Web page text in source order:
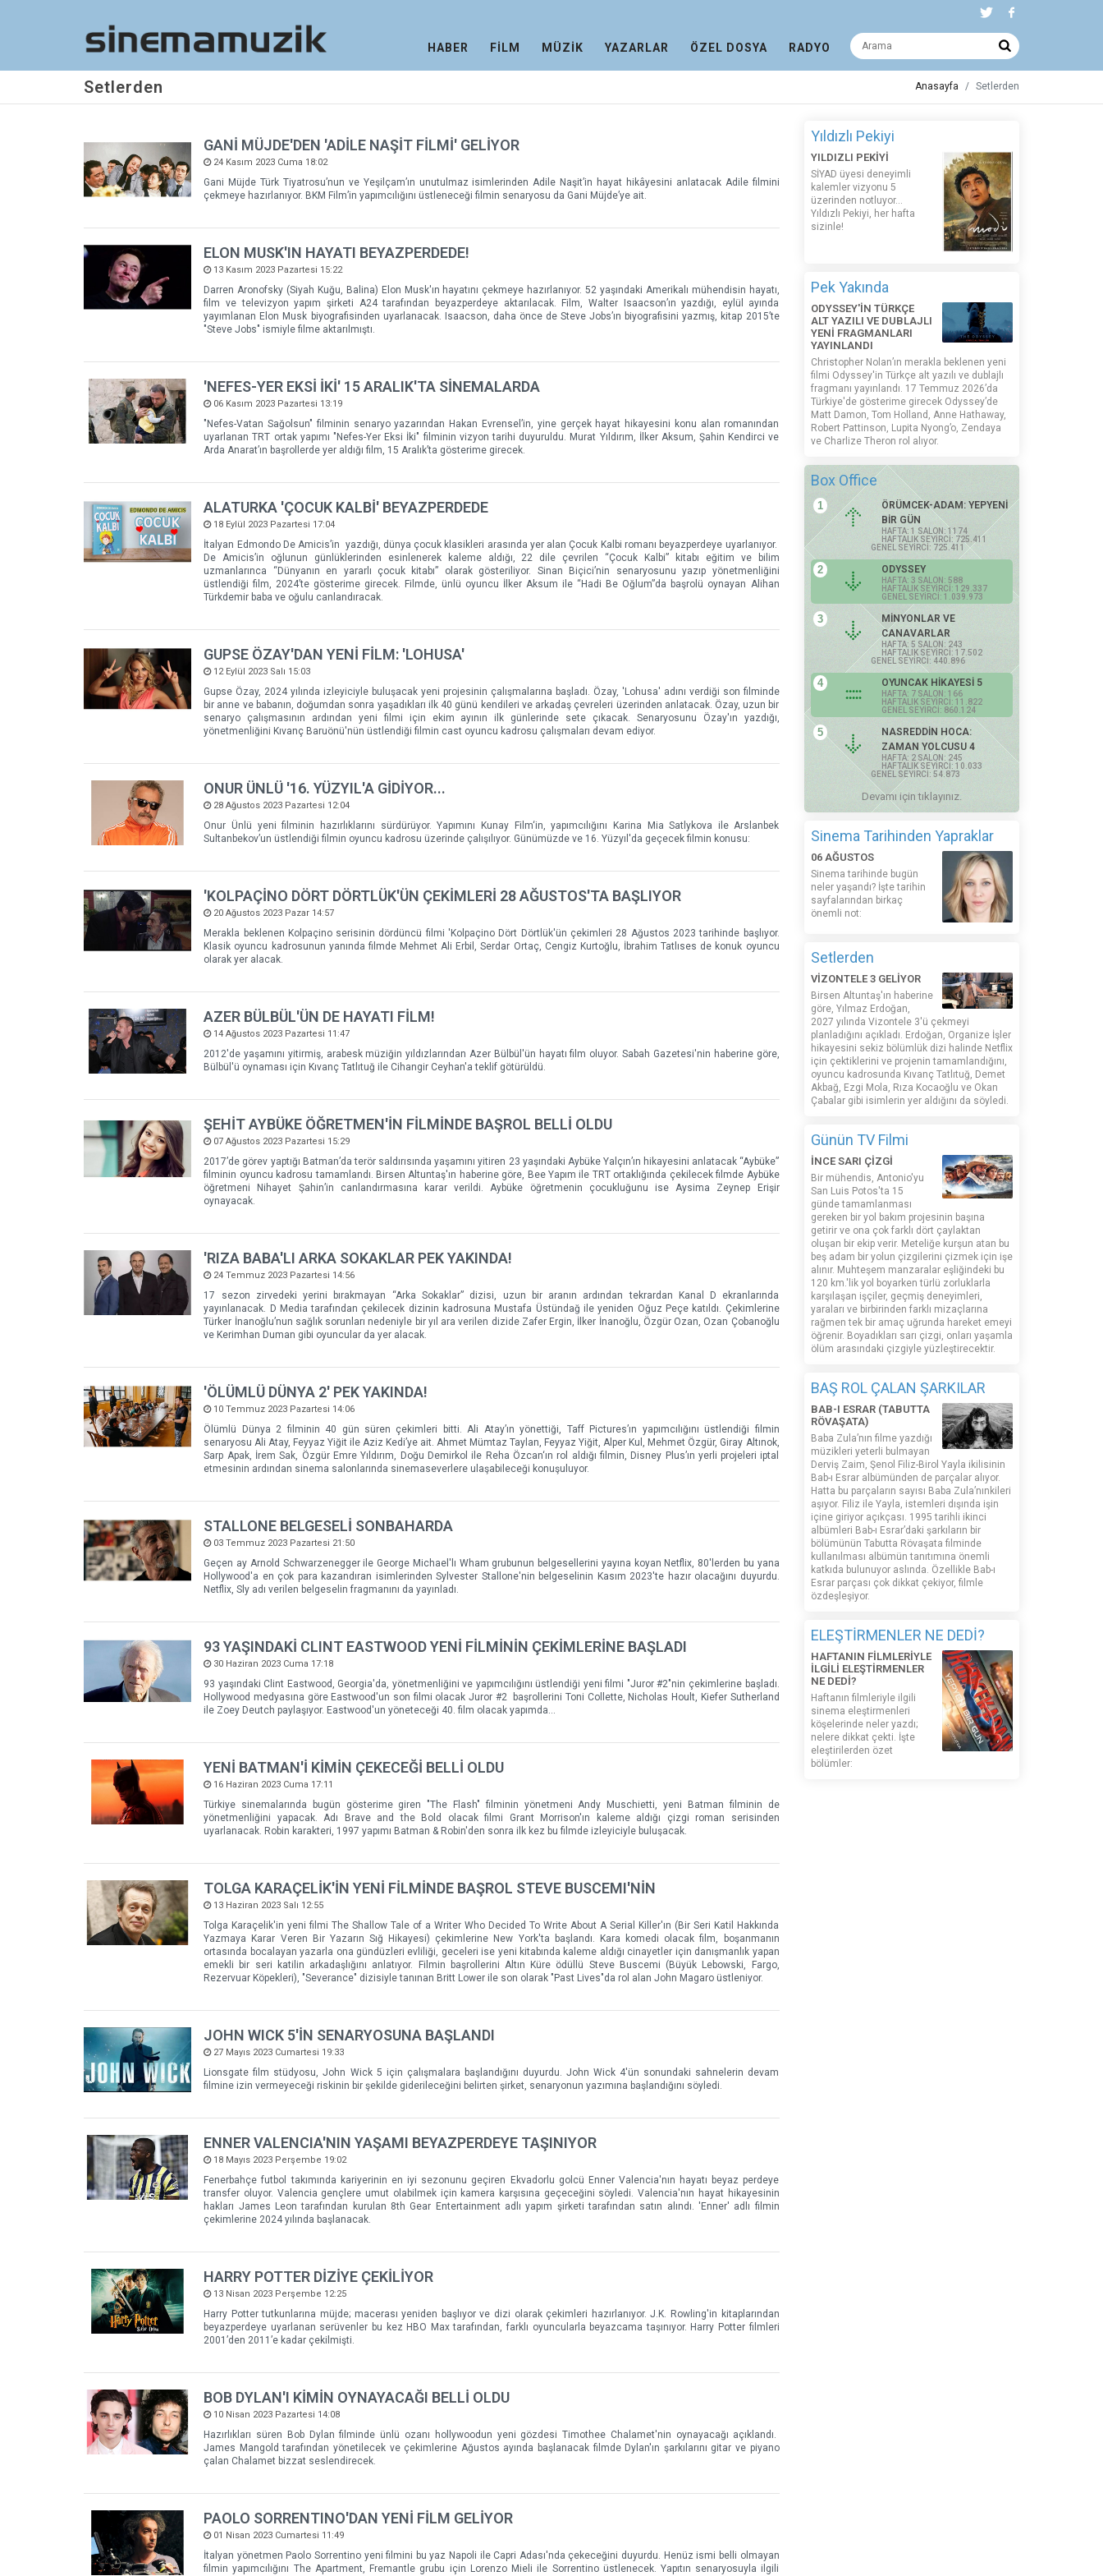
HABER FİLM MÜZİK YAZARLAR ÖZEL DOSYA RADYO
Setlerden Anasayfa Setlerden
GANİ MÜJDE'DEN 'ADİLE NAŞİT FİLMİ' GELİYOR
24 Kasım 2023 Cuma 18:02
Gani Müjde Türk Tiyatrosu’nun ve Yeşilçam’ın unutulmaz isimlerinden Adile Naşit’in hayat hikâyesini anlatacak Adile filmini
çekmeye hazırlanıyor. BKM Film’in yapımcılığını üstleneceği filmin senaryosu da Gani Müjde’ye ait.
ELON MUSK'IN HAYATI BEYAZPERDEDE!
13 Kasım 2023 Pazartesi 15:22
Darren Aronofsky (Siyah Kuğu, Balina) Elon Musk'ın hayatını çekmeye hazırlanıyor. 52 yaşındaki Amerikalı mühendisin hayatı,
film ve televizyon yapım şirketi A24 tarafından beyazperdeye aktarılacak. Film, Walter Isaacson’ın yazdığı, eylül ayında
yayımlanan Elon Musk biyografisinden uyarlanacak. Isaacson, daha önce de Steve Jobs’ın biyografisini yazmış, kitap 2015’te
"Steve Jobs" ismiyle filme aktarılmıştı.
'NEFES-YER EKSİ İKİ' 15 ARALIK'TA SİNEMALARDA
06 Kasım 2023 Pazartesi 13:19
"Nefes-Vatan Sağolsun" filminin senaryo yazarından Hakan Evrensel’in, yine gerçek hayat hikayesini konu alan romanından
uyarlanan TRT ortak yapımı "Nefes-Yer Eksi İki" filminin vizyon tarihi duyuruldu. Murat Yıldırım, İlker Aksum, Şahin Kendirci ve
Arda Anarat’ın başrollerde yer aldığı film, 15 Aralık’ta gösterime girecek.
ALATURKA 'ÇOCUK KALBİ' BEYAZPERDEDE
18 Eylül 2023 Pazartesi 17:04
İtalyan Edmondo De Amicis’in yazdığı, dünya çocuk klasikleri arasında yer alan Çocuk Kalbi romanı beyazperdeye uyarlanıyor.
De Amicis’in oğlunun günlüklerinden esinlenerek kaleme aldığı, 22 dile çevrilen “Çocuk Kalbi” kitabı eğitim ve bilim
uzmanlarınca “Dünyanın en yararlı çocuk kitabı” olarak gösteriliyor. Sinan Biçici’nin senaryosunu yazıp yönetmenliğini
üstlendiği film, 2024’te gösterime girecek. Filmde, ünlü oyuncu İlker Aksum ile “Hadi Be Oğlum”da başrolü oynayan Alihan
Türkdemir baba ve oğulu canlandıracak.
GUPSE ÖZAY'DAN YENİ FİLM: 'LOHUSA'
12 Eylül 2023 Salı 15:03
Gupse Özay, 2024 yılında izleyiciyle buluşacak yeni projesinin çalışmalarına başladı. Özay, 'Lohusa' adını verdiği son filminde
bir anne ve babanın, doğumdan sonra yaşadıkları ilk 40 günü kendileri ve arkadaş çevreleri üzerinden anlatacak. Özay, uzun bir
senaryo çalışmasının ardından yeni filmi için ekim ayının ilk günlerinde sete çıkacak. Senaryosunu Özay'ın yazdığı,
yönetmenliğini Kıvanç Baruönü'nün üstlendiği filmin cast oyuncu kadrosu çalışmaları devam ediyor.
ONUR ÜNLÜ '16. YÜZYIL'A GİDİYOR...
28 Ağustos 2023 Pazartesi 12:04
Onur Ünlü yeni filminin hazırlıklarını sürdürüyor. Yapımını Kunay Film‘in, yapımcılığını Karina Mia Satlykova ile Arslanbek
Sultanbekov’un üstlendiği filmin oyuncu kadrosu üzerinde çalışılıyor. Günümüzde ve 16. Yüzyıl'da geçecek filmin konusu:
'KOLPAÇİNO DÖRT DÖRTLÜK'ÜN ÇEKİMLERİ 28 AĞUSTOS'TA BAŞLIYOR
20 Ağustos 2023 Pazar 14:57
Merakla beklenen Kolpaçino serisinin dördüncü filmi 'Kolpaçino Dört Dörtlük'ün çekimleri 28 Ağustos 2023 tarihinde başlıyor.
Klasik oyuncu kadrosunun yanında filmde Mehmet Ali Erbil, Serdar Ortaç, Cengiz Kurtoğlu, İbrahim Tatlıses de konuk oyuncu
olarak yer alacak.
AZER BÜLBÜL'ÜN DE HAYATI FİLM!
14 Ağustos 2023 Pazartesi 11:47
2012'de yaşamını yitirmiş, arabesk müziğin yıldızlarından Azer Bülbül'ün hayatı film oluyor. Sabah Gazetesi'nin haberine göre,
Bülbül'ü oynaması için Kıvanç Tatlıtuğ ile Cihangir Ceyhan'a teklif götürüldü.
ŞEHİT AYBÜKE ÖĞRETMEN'İN FİLMİNDE BAŞROL BELLİ OLDU
07 Ağustos 2023 Pazartesi 15:29
2017’de görev yaptığı Batman’da terör saldırısında yaşamını yitiren 23 yaşındaki Aybüke Yalçın’ın hikayesini anlatacak “Aybüke”
filminin oyuncu kadrosu tamamlandı. Birsen Altuntaş'ın haberine göre, Bee Yapım ile TRT ortaklığında çekilecek filmde Aybüke
öğretmeni Nihayet Şahin’in canlandırmasına karar verildi. Aybüke öğretmenin çocukluğunu ise Aysima Zeynep Erişir
oynayacak.
'RIZA BABA'LI ARKA SOKAKLAR PEK YAKINDA!
24 Temmuz 2023 Pazartesi 14:56
17 sezon zirvedeki yerini bırakmayan “Arka Sokaklar” dizisi, uzun bir aranın ardından tekrardan Kanal D ekranlarında
yayınlanacak. D Media tarafından çekilecek dizinin kadrosuna Mustafa Üstündağ ile yeniden Oğuz Peçe katıldı. Çekimlerine
Türker İnanoğlu’nun sağlık sorunları nedeniyle bir yıl ara verilen dizide Zafer Ergin, İlker İnanoğlu, Özgür Ozan, Ozan Çobanoğlu
ve Kerimhan Duman gibi oyuncular da yer alacak.
'ÖLÜMLÜ DÜNYA 2' PEK YAKINDA!
10 Temmuz 2023 Pazartesi 14:06
Ölümlü Dünya 2 filminin 40 gün süren çekimleri bitti. Ali Atay’ın yönettiği, Taff Pictures’ın yapımcılığını üstlendiği filmin
senaryosu Ali Atay, Feyyaz Yiğit ile Aziz Kedi’ye ait. Ahmet Mümtaz Taylan, Feyyaz Yiğit, Alper Kul, Mehmet Özgür, Giray Altınok,
Sarp Apak, İrem Sak, Özgür Emre Yıldırım, Doğu Demirkol ile Reha Özcan‘ın rol aldığı filmin, Disney Plus’ın yerli projeleri iptal
etmesinin ardından sinema salonlarında sinemaseverlere ulaşabileceği konuşuluyor.
STALLONE BELGESELİ SONBAHARDA
03 Temmuz 2023 Pazartesi 21:50
Geçen ay Arnold Schwarzenegger ile George Michael'lı Wham grubunun belgesellerini yayına koyan Netflix, 80'lerden bu yana
Hollywood'a en çok para kazandıran isimlerinden Sylvester Stallone'nin belgeselinin Kasım 2023'te hazır olacağını duyurdu.
Netflix, Sly adı verilen belgeselin fragmanını da yayınladı.
93 YAŞINDAKİ CLINT EASTWOOD YENİ FİLMİNİN ÇEKİMLERİNE BAŞLADI
30 Haziran 2023 Cuma 17:18
93 yaşındaki Clint Eastwood, Georgia'da, yönetmenliğini ve yapımcılığını üstlendiği yeni filmi "Juror #2"nin çekimlerine başladı.
Hollywood medyasına göre Eastwood'un son filmi olacak Juror #2 başrollerini Toni Collette, Nicholas Hoult, Kiefer Sutherland
ile Zoey Deutch paylaşıyor. Eastwood'un yöneteceği 40. film olacak yapımda...
YENİ BATMAN'İ KİMİN ÇEKECEĞİ BELLİ OLDU
16 Haziran 2023 Cuma 17:11
Türkiye sinemalarında bugün gösterime giren "The Flash" filminin yönetmeni Andy Muschietti, yeni Batman filminin de
yönetmenliğini yapacak. Adı Brave and the Bold olacak filmi Grant Morrison'ın kaleme aldığı çizgi roman serisinden
uyarlanacak. Robin karakteri, 1997 yapımı Batman & Robin'den sonra ilk kez bu filmde izleyiciyle buluşacak.
TOLGA KARAÇELİK'İN YENİ FİLMİNDE BAŞROL STEVE BUSCEMI'NİN
13 Haziran 2023 Salı 12:55
Tolga Karaçelik'in yeni filmi The Shallow Tale of a Writer Who Decided To Write About A Serial Killer'ın (Bir Seri Katil Hakkında
Yazmaya Karar Veren Bir Yazarın Sığ Hikayesi) çekimlerine New York'ta başlandı. Kara komedi olacak film, boşanmanın
ortasında bocalayan yazarla ona gündüzleri evliliği, geceleri ise yeni kitabında kaleme aldığı cinayetler için danışmanlık yapan
emekli bir seri katilin arkadaşlığını anlatıyor. Filmin başrollerini Altın Küre ödüllü Steve Buscemi (Büyük Lebowski, Fargo,
Rezervuar Köpekleri), "Severance" dizisiyle tanınan Britt Lower ile son olarak "Past Lives"da rol alan John Magaro üstleniyor.
JOHN WICK 5'İN SENARYOSUNA BAŞLANDI
27 Mayıs 2023 Cumartesi 19:33
Lionsgate film stüdyosu, John Wick 5 için çalışmalara başlandığını duyurdu. John Wick 4'ün sonundaki sahnelerin devam
filmine izin vermeyeceği riskinin bir şekilde giderileceğini belirten şirket, senaryonun yazımına başlandığını söyledi.
ENNER VALENCIA'NIN YAŞAMI BEYAZPERDEYE TAŞINIYOR
18 Mayıs 2023 Perşembe 19:02
Fenerbahçe futbol takımında kariyerinin en iyi sezonunu geçiren Ekvadorlu golcü Enner Valencia'nın hayatı beyaz perdeye
transfer oluyor. Valencia gençlere umut olabilmek için kamera karşısına geçeceğini söyledi. Valencia'nın hayat hikayesinin
hakları James Leon tarafından kurulan 8th Gear Entertainment adlı yapım şirketi tarafından satın alındı. 'Enner' adlı filmin
çekimlerine 2024 yılında başlanacak.
HARRY POTTER DİZİYE ÇEKİLİYOR
13 Nisan 2023 Perşembe 12:25
Harry Potter tutkunlarına müjde; macerası yeniden başlıyor ve dizi olarak çekimleri hazırlanıyor. J.K. Rowling'in kitaplarından
beyazperdeye uyarlanan serüvenler bu kez HBO Max tarafından, farklı oyuncularla beyazcama taşınıyor. Harry Potter filmleri
2001’den 2011’e kadar çekilmişti.
BOB DYLAN'I KİMİN OYNAYACAĞI BELLİ OLDU
10 Nisan 2023 Pazartesi 14:08
Hazırlıkları süren Bob Dylan filminde ünlü ozanı hollywoodun yeni gözdesi Timothee Chalamet'nin oynayacağı açıklandı.
James Mangold tarafından yönetilecek ve çekimlerine Ağustos ayında başlanacak filmde Dylan'ın şarkılarını gitar ve piyano
çalan Chalamet bizzat seslendirecek.
PAOLO SORRENTINO'DAN YENİ FİLM GELİYOR
01 Nisan 2023 Cumartesi 11:49
İtalyan yönetmen Paolo Sorrentino yeni filmini bu yaz Napoli ile Capri Adası'nda çekeceğini duyurdu. Henüz ismi belli olmayan
filmin yapımcılığını The Apartment, Fremantle grubu için Lorenzo Mieli ile Sorrentino üstlenecek. Yapıtın senaryosuyla ilgili
Yıldızlı Pekiyi
YILDIZLI PEKİYİ
SİYAD üyesi deneyimli
kalemler vizyonu 5
üzerinden notluyor...
Yıldızlı Pekiyi, her hafta
sizinle!
Pek Yakında
ODYSSEY'İN TÜRKÇE
ALT YAZILI VE DUBLAJLI
YENİ FRAGMANLARI
YAYINLANDI
Christopher Nolan’ın merakla beklenen yeni
filmi Odyssey'in Türkçe alt yazılı ve dublajlı
fragmanı yayınlandı. 17 Temmuz 2026’da
Türkiye'de gösterime girecek Odyssey’de
Matt Damon, Tom Holland, Anne Hathaway,
Robert Pattinson, Lupita Nyong’o, Zendaya
ve Charlize Theron rol alıyor.
Box Office
1
ÖRÜMCEK-ADAM: YEPYENİ
BİR GÜN
HAFTA: 1 SALON: 1174
HAFTALIK SEYİRCİ: 725.411
GENEL SEYİRCİ: 725.411
2 ODYSSEY
HAFTA: 3 SALON: 588
HAFTALIK SEYİRCİ: 129.337
GENEL SEYİRCİ: 1.039.973
3
MİNYONLAR VE
CANAVARLAR
HAFTA: 5 SALON: 243
HAFTALIK SEYİRCİ: 17.502
GENEL SEYİRCİ: 440.896
4 OYUNCAK HİKAYESİ 5
HAFTA: 7 SALON: 166
HAFTALIK SEYİRCİ: 11.822
GENEL SEYİRCİ: 860.124
5
NASREDDİN HOCA:
ZAMAN YOLCUSU 4
HAFTA: 2 SALON: 245
HAFTALIK SEYİRCİ: 10.033
GENEL SEYİRCİ: 54.873
Devamı için tıklayınız.
Sinema Tarihinden Yapraklar
06 AĞUSTOS
Sinema tarihinde bugün
neler yaşandı? İşte tarihin
sayfalarından birkaç
önemli not:
Setlerden
VİZONTELE 3 GELİYOR
Birsen Altuntaş'ın haberine
göre, Yılmaz Erdoğan,
2027 yılında Vizontele 3'ü çekmeyi
planladığını açıkladı. Erdoğan, Organize İşler
hikayesini sekiz bölümlük dizi halinde Netflix
için çektiklerini ve projenin tamamlandığını,
oyuncu kadrosunda Kıvanç Tatlıtuğ, Demet
Akbağ, Ezgi Mola, Rıza Kocaoğlu ve Okan
Çabalar gibi isimlerin yer aldığını da söyledi.
Günün TV Filmi
İNCE SARI ÇİZGİ
Bir mühendis, Antonio'yu
San Luis Potos'ta 15
günde tamamlanması
gereken bir yol bakım projesinin başına
getirir ve ona çok farklı dört çaylaktan
oluşan bir ekip verir. Meteliğe kurşun atan bu
beş adam bir yolun çizgilerini çizmek için işe
alınır. Muhteşem manzaralar eşliğindeki bu
120 km.'lik yol boyarken türlü zorluklarla
karşılaşan işçiler, geçmiş deneyimleri,
yaraları ve birbirinden farklı mizaçlarına
rağmen tek bir amaç uğrunda hareket emeyi
öğrenir. Boyadıkları sarı çizgi, onları yaşamla
ölüm arasındaki çizgiyle yüzleştirecektir.
BAŞ ROL ÇALAN ŞARKILAR
BAB-I ESRAR (TABUTTA
RÖVAŞATA)
Baba Zula’nın filme yazdığı
müzikleri yeterli bulmayan
Derviş Zaim, Şenol Filiz-Birol Yayla ikilisinin
Bab-ı Esrar albümünden de parçalar alıyor.
Hatta bu parçaların sayısı Baba Zula’nınkileri
aşıyor. Filiz ile Yayla, istemleri dışında işin
içine giriyor açıkçası. 1995 tarihli ikinci
albümleri Bab-ı Esrar’daki şarkıların bir
bölümünün Tabutta Rövaşata filminde
kullanılması albümün tanıtımına önemli
katkıda bulunuyor aslında. Özellikle Bab-ı
Esrar parçası çok dikkat çekiyor, filmle
özdeşleşiyor.
ELEŞTİRMENLER NE DEDİ?
HAFTANIN FİLMLERİYLE
İLGİLİ ELEŞTİRMENLER
NE DEDİ?
Haftanın filmleriyle ilgili
sinema eleştirmenleri
köşelerinde neler yazdı;
nelere dikkat çekti. İşte
eleştirilerden özet
bölümler: